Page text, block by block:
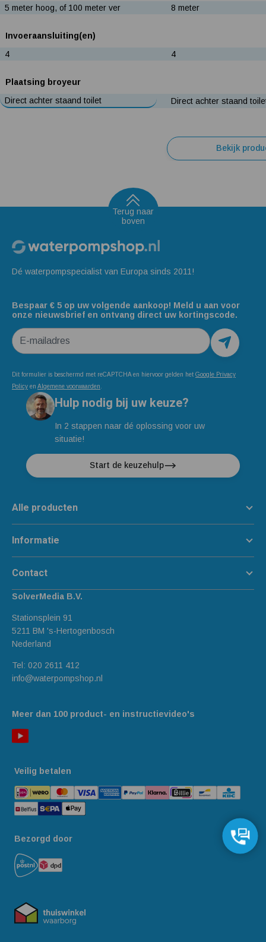
5 meter hoog, of 100 meter ver
8 meter
Invoeraansluiting(en)
4
4
Plaatsing broyeur
Direct achter staand toilet
Direct achter staand
Bekijk
Terug naar
boven
Dé waterpompspecialist van Europa sinds 2011!
Bespaar € 5 op uw volgende aankoop! Meld u aan voor
onze nieuwsbrief en ontvang direct uw kortingscode.
E-mailadres
Dit formulier is beschermd met reCAPTCHA en hiervoor gelden het Google Privacy
Policy en Algemene voorwaarden
Hulp nodig bij uw keuze?
In 2 stappen naar dé oplossing voor uw
situatie!
Start de keuzehulp
Meer dan 100 product- en instructievideo's
Alle producten
Informatie
Contact
SolverMedia B.V.
Stationsplein 91
5211 BM 's-Hertogenbosch
Nederland
Tel: 020 2611 412
info@waterpompshop.nl
Veilig betalen
Bezorgd door